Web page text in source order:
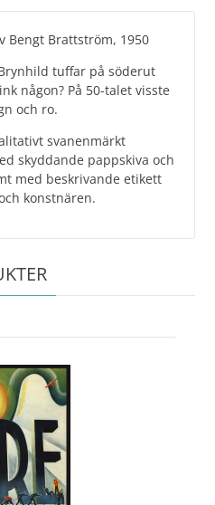
Bengt Brattström, 1950
tuffar på söderut
någon? På 50-talet visste
och ro.
svanenmärkt
skyddande pappskiva och
med beskrivande etikett
konstnären.